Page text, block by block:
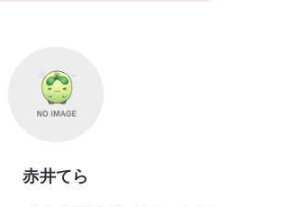
赤井てら